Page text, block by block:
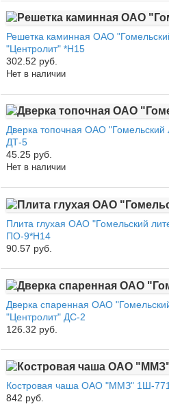
Решетка каминная ОАО
"Центролит" *Н15
302.52 руб.
Нет в наличии
Дверка топочная ОАО "Гомельский
ДТ-5
45.25 руб.
Нет в наличии
Плита глухая ОАО "Гомельский
ПО-9*Н14
90.57 руб.
Дверка спаренная ОАО
"Центролит" ДС-2
126.32 руб.
Костровая чаша ОАО "ММЗ" 1Ш-
842 руб.